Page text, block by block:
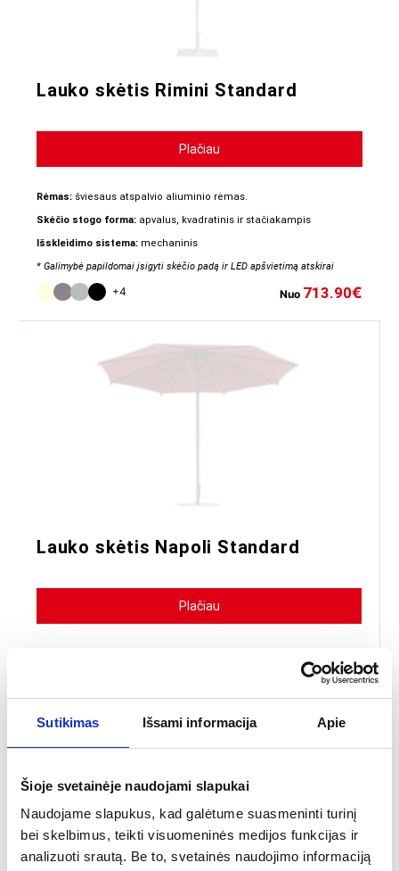
Sutikimas Išsami informacija Apie
Šioje svetainėje naudojami slapukai
Naudojame slapukus, kad galėtume suasmeninti turinį
bei skelbimus, teikti visuomeninės medijos funkcijas ir
analizuoti srautą. Be to, svetainės naudojimo informaciją
Lauko skėtis Rimini Standard
Plačiau
Rėmas: šviesaus atspalvio aliuminio rėmas.
Skėčio stogo forma: apvalus, kvadratinis ir stačiakampis
Išskleidimo sistema: mechaninis
* Galimybė papildomai įsigyti skėčio padą ir LED apšvietimą atskirai
+4 Nuo 713.90€
Lauko skėtis Napoli Standard
Plačiau
apvalus, kvadratinis ir stačiakampis
Išskleidimo sistema:mechaninis
* Galimybė papildomai įsigyti skėčio padą ir LED apšvietimą atskirai
+4 Nuo 713.90€